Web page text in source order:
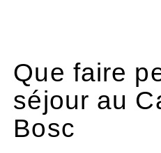
Que faire
séjour au
Bosc